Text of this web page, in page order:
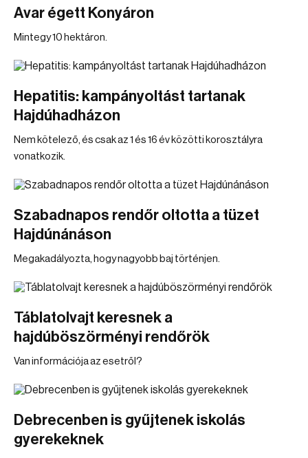
Avar égett Konyáron
Mintegy 10 hektáron.
Hepatitis: kampányoltást tartanak
Hajdúhadházon
Nem kötelező, és csak az 1 és 16 év közötti korosztályra
vonatkozik.
Szabadnapos rendőr oltotta a tüzet
Hajdúnánáson
Megakadályozta, hogy nagyobb baj történjen.
Táblatolvajt keresnek a
hajdúböszörményi rendőrök
Van információja az esetről?
Debrecenben is gyűjtenek iskolás
gyerekeknek